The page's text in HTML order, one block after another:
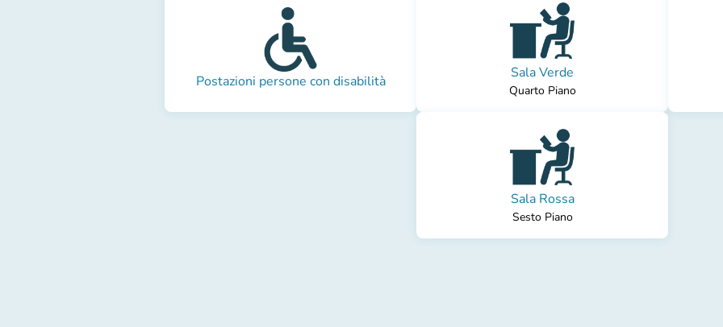
Postazioni persone con disabilità Sala Verde
Quarto Piano
Sala Rossa
Sesto Piano